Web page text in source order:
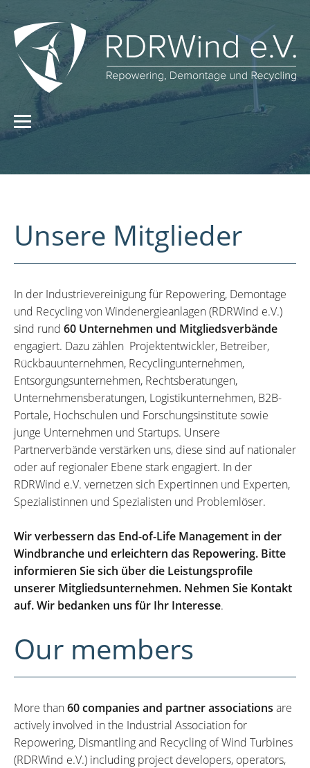
Unsere Mitglieder
In der Industrievereinigung für Repowering, Demontage
und Recycling von Windenergieanlagen (RDRWind e.V.)
sind rund 60 Unternehmen und Mitgliedsverbände
engagiert. Dazu zählen Projektentwickler, Betreiber,
Rückbauunternehmen, Recyclingunternehmen,
Entsorgungsunternehmen, Rechtsberatungen,
Unternehmensberatungen, Logistikunternehmen, B2B-
Portale, Hochschulen und Forschungsinstitute sowie
junge Unternehmen und Startups. Unsere
Partnerverbände verstärken uns, diese sind auf nationaler
oder auf regionaler Ebene stark engagiert. In der
RDRWind e.V. vernetzen sich Expertinnen und Experten,
Spezialistinnen und Spezialisten und Problemlöser.
Wir verbessern das End-of-Life Management in der
Windbranche und erleichtern das Repowering. Bitte
informieren Sie sich über die Leistungsprofile
unserer Mitgliedsunternehmen. Nehmen Sie Kontakt
auf. Wir bedanken uns für Ihr Interesse.
Our members
More than60 companies and partner associations are
actively involved in the Industrial Association for
Repowering, Dismantling and Recycling of Wind Turbines
(RDRWind e.V.) including project developers, operators,